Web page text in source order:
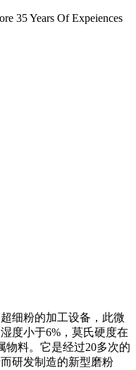
35 Years Of Expeiences
细粉的加工设备，此微
度小于6%，莫氏硬度在
物料。它是经过20多次的
研发制造的新型磨粉